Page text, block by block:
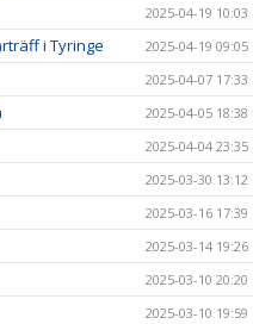
2025-04-19 10:03
i Tyringe 2025-04-19 09:05
2025-04-07 17:33
2025-04-05 18:38
2025-04-04 23:35
2025-03-30 13:12
2025-03-16 17:39
2025-03-14 19:26
2025-03-10 20:20
2025-03-10 19:59